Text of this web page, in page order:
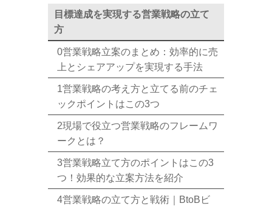
目標達成を実現する営業戦略の立て
方
0営業戦略立案のまとめ：効率的に売
上とシェアアップを実現する手法
1営業戦略の考え方と立てる前のチェ
ックポイントはこの3つ
2現場で役立つ営業戦略のフレームワ
ークとは？
3営業戦略立て方のポイントはこの3
つ！効果的な立案方法を紹介
4営業戦略の立て方と戦術｜BtoBビ